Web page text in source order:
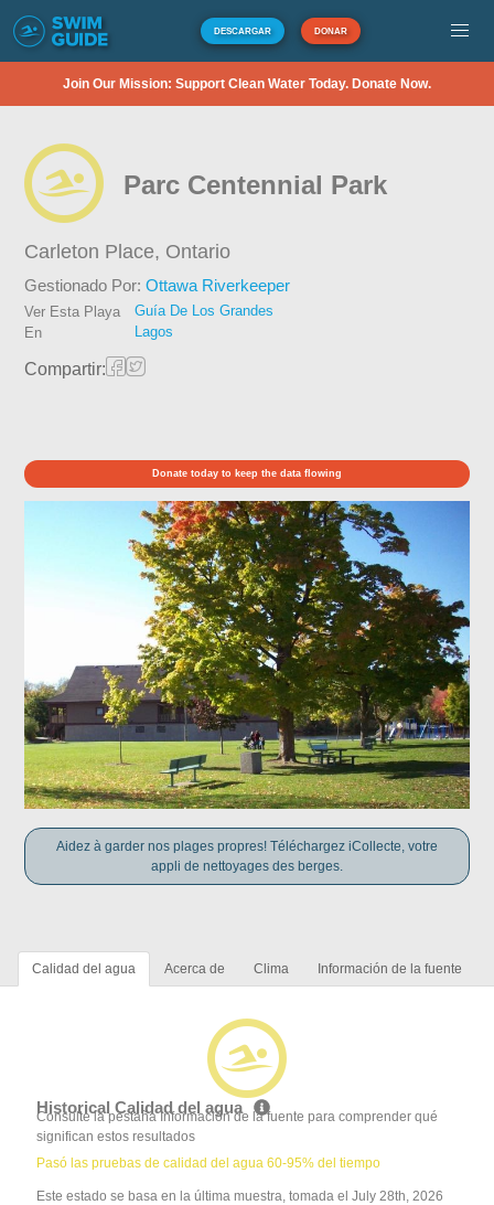
DESCARGAR DONAR
Join Our Mission: Support Clean Water Today. Donate Now.
Parc Centennial Park
Carleton Place, Ontario
Gestionado Por:Ottawa Riverkeeper
Ver Esta Playa
En
Guía De Los Grandes
Lagos
Compartir:
Donate today to keep the data flowing
Aidez à garder nos plages propres! Téléchargez iCollecte, votre
appli de nettoyages des berges.
Calidad del agua Acerca de Clima Información de la fuente
Historical Calidad del agua
Consulte la pestaña Información de la fuente para comprender qué
significan estos resultados
Pasó las pruebas de calidad del agua 60-95% del tiempo
Este estado se basa en la última muestra, tomada el July 28th, 2026